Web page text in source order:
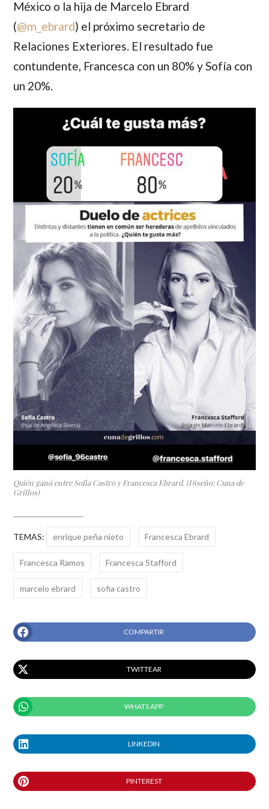
México o la hija de Marcelo Ebrard
(@m_ebrard) el próximo secretario de
Relaciones Exteriores. El resultado fue
contundente, Francesca con un 80% y Sofía con
un 20%.
Quién ganó entre Sofía Castro y Francesca Ebrard. (Diseño: Cuna de
Grillos)
TEMAS: enrique peña nieto Francesca Ebrard
Francesca Ramos Francesca Stafford
marcelo ebrard sofia castro
COMPARTIR
TWITTEAR
WHATS APP
LINKEDIN
PINTEREST